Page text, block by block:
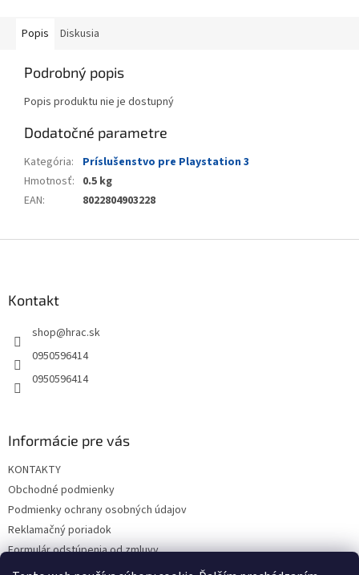
Popis Diskusia
Podrobný popis
Popis produktu nie je dostupný
Dodatočné parametre
Kategória:
Príslušenstvo pre Playstation 3
Hmotnosť: 0.5 kg
EAN: 8022804903228
Kontakt
shop@hrac.sk
0950596414
0950596414
Informácie pre vás
KONTAKTY
Obchodné podmienky
Podmienky ochrany osobných údajov
Reklamačný poriadok
Formulár odstúpenia od zmluvy
Reklamačný formulár